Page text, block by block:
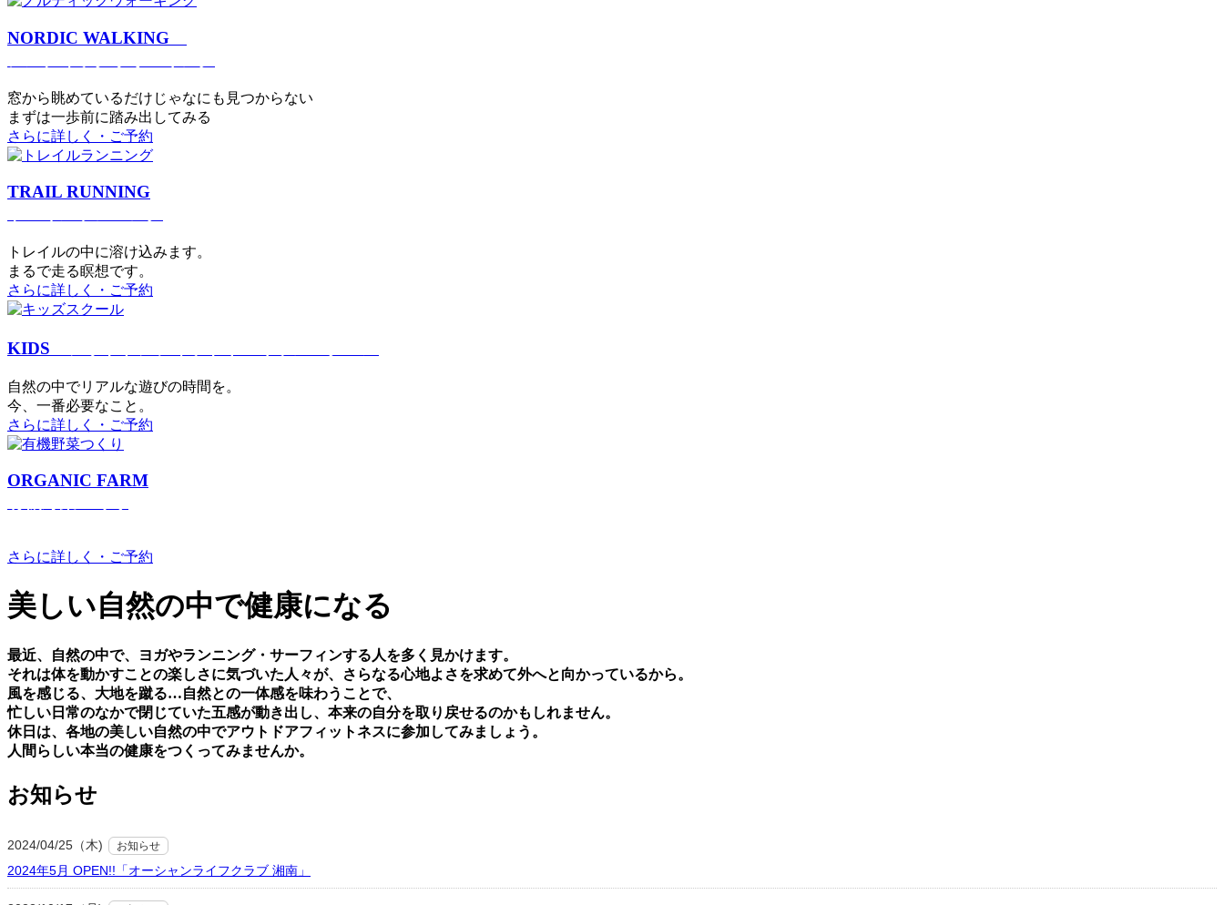
NORDIC WALKING
窓から眺めているだけじゃなにも見つからない
まずは一歩前に踏み出してみる
さらに詳しく・ご予約
TRAIL RUNNING
トレイルの中に溶け込みます。
まるで⾛る瞑想です。
さらに詳しく・ご予約
KIDS
⾃然の中でリアルな遊びの時間を。
今、⼀番必要なこと。
さらに詳しく・ご予約
ORGANIC FARM
さらに詳しく・ご予約
美しい⾃然の中で健康になる
最近、⾃然の中で、ヨガやランニング・サーフィンする⼈を多く⾒かけます。
それは体を動かすことの楽しさに気づいた⼈々が、さらなる⼼地よさを求めて外へと向かっているから。
⾵を感じる、⼤地を蹴る…⾃然との⼀体感を味わうことで、
忙しい⽇常のなかで閉じていた五感が動き出し、本来の⾃分を取り戻せるのかもしれません。
休⽇は、各地の美しい⾃然の中でアウトドアフィットネスに参加してみましょう。
⼈間らしい本当の健康をつくってみませんか。
お知らせ
2024/04/25（木) お知らせ
2024年5月 OPEN!!「オーシャンライフクラブ 湘南」